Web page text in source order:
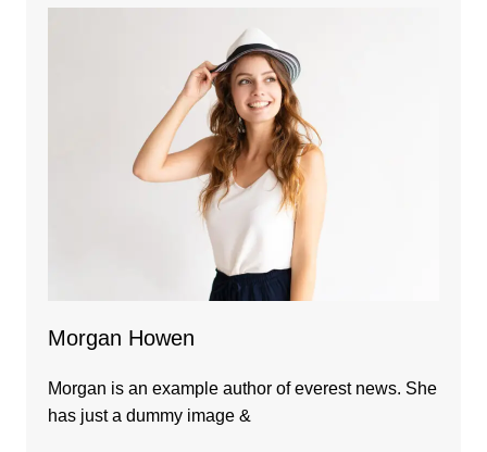
Morgan Howen
Morgan is an example author of everest news. She
has just a dummy image &